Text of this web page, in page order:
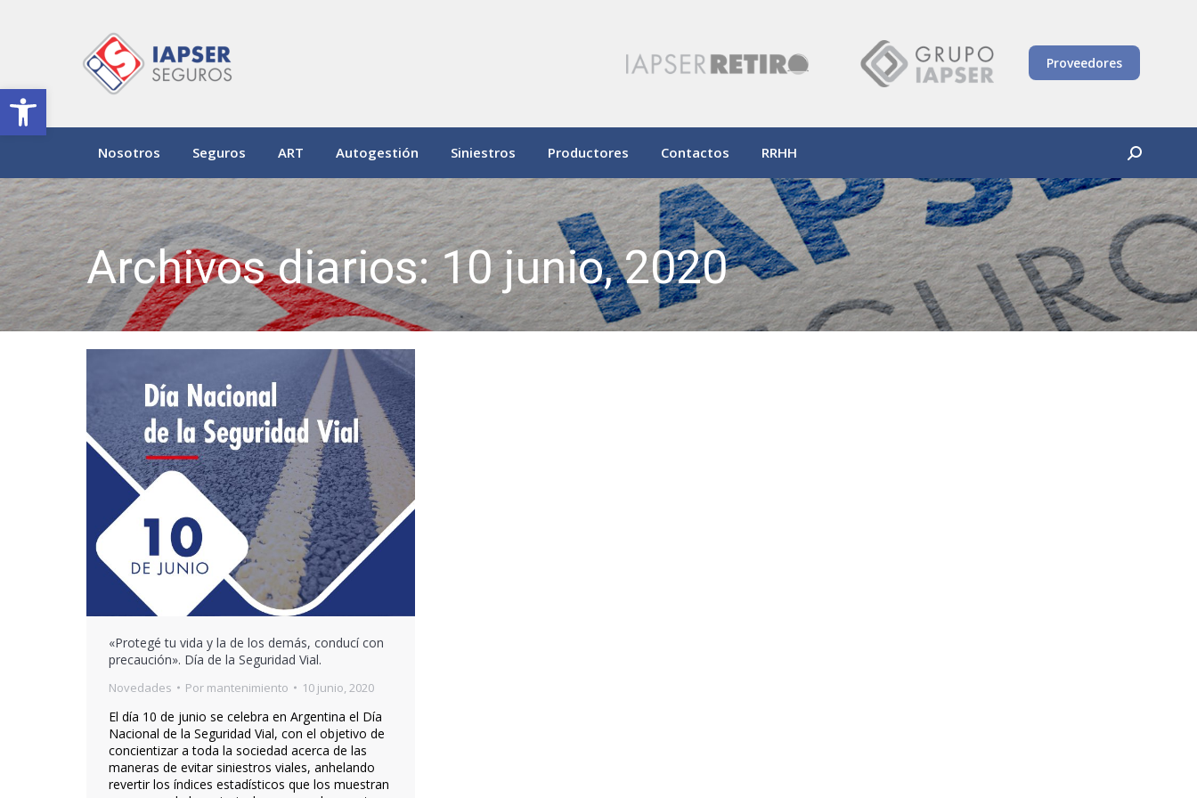
Abrir barra de herramientas
Proveedores
Nosotros Seguros ART Autogestión Siniestros Productores Contactos RRHH Buscar:
Archivos diarios:10 junio, 2020
«Protegé tu vida y la de los demás, conducí con
precaución». Día de la Seguridad Vial.
Novedades Por mantenimiento 10 junio, 2020
El día 10 de junio se celebra en Argentina el Día
Nacional de la Seguridad Vial, con el objetivo de
concientizar a toda la sociedad acerca de las
maneras de evitar siniestros viales, anhelando
revertir los índices estadísticos que los muestran